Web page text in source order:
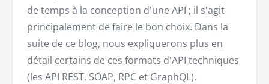
de temps à la conception d'une API ; il s'agit
principalement de faire le bon choix. Dans la
suite de ce blog, nous expliquerons plus en
détail certains de ces formats d'API techniques
(les API REST, SOAP, RPC et GraphQL).